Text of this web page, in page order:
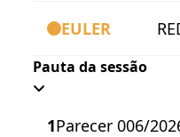
EULER
Pauta da sessão
1Parecer 006/